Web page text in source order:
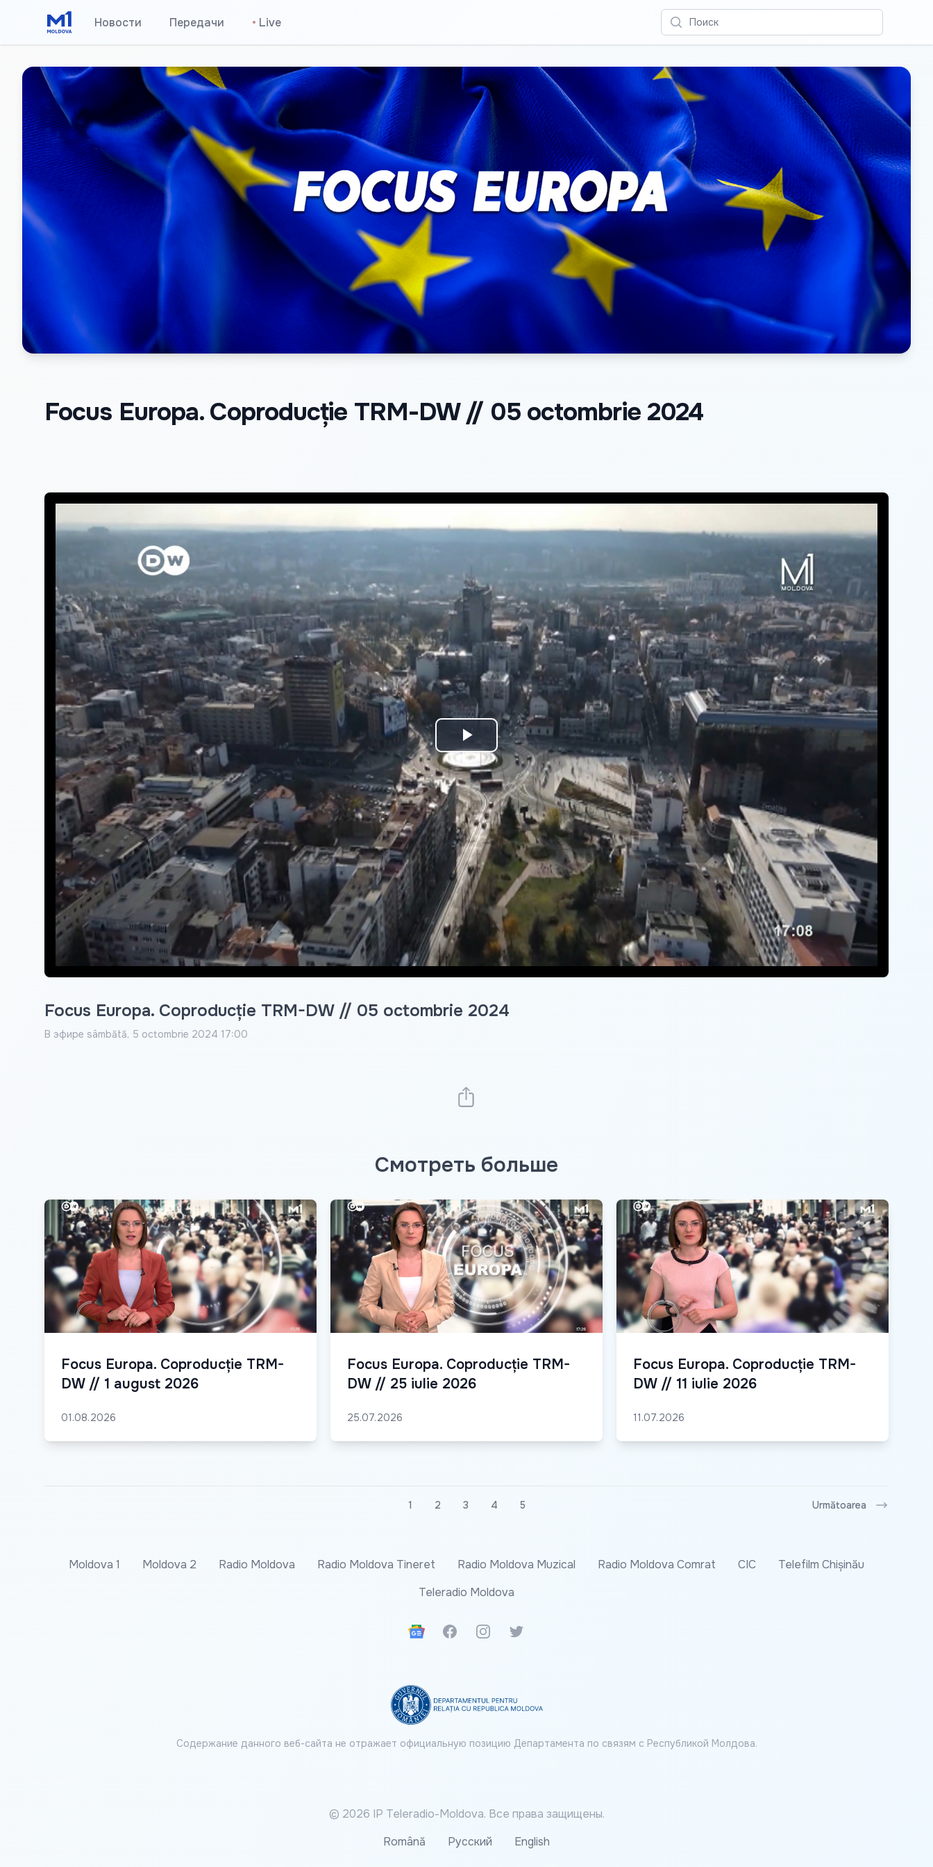
Новости Передачи • Live Поиск
Focus Europa. Coproducție TRM-DW // 05 octombrie 2024
Play
Video
Focus Europa. Coproducție TRM-DW // 05 octombrie 2024
В эфире sâmbătă, 5 octombrie 2024 17:00
Смотреть больше
Focus Europa. Coproducție TRM-
DW // 1 august 2026
01.08.2026
Focus Europa. Coproducție TRM-
DW // 25 iulie 2026
25.07.2026
Focus Europa. Coproducție TRM-
DW // 11 iulie 2026
11.07.2026
1 2 3 4 5 Următoarea
Moldova 1 Moldova 2 Radio Moldova Radio Moldova Tineret Radio Moldova Muzical Radio Moldova Comrat CIC
Telefilm Chișinău
Teleradio Moldova
Google News
FacebookInstagramTwitter
Содержание данного веб-сайта не отражает официальную позицию Департамента по связям с Республикой Молдова.
© 2026 IP Teleradio-Moldova. Все права защищены.
Română
Русский English